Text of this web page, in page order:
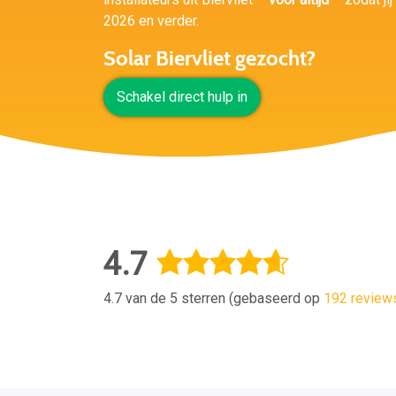
2026 en verder.
Solar Biervliet gezocht?
Schakel direct hulp in
4.7
4.7 van de 5 sterren (gebaseerd op 192